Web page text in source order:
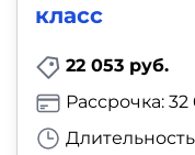
класс
22 053 руб.
Рассрочка: